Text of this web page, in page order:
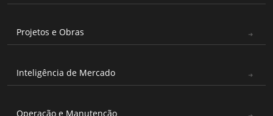
Projetos e Obras
Inteligência de Mercado
Operação e Manutenção